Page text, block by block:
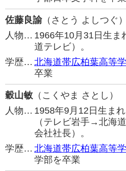
佐藤良諭（さとう よしつぐ）
人物… 1966年10月31日生ま
道テレビ）。
学歴… 北海道帯広柏葉高等
卒業
穀山敏 （こくやま さとし）
人物… 1958年9月12日生ま
（テレビ岩手→北海
会社社長）。
学歴… 北海道帯広柏葉高等
学部を卒業